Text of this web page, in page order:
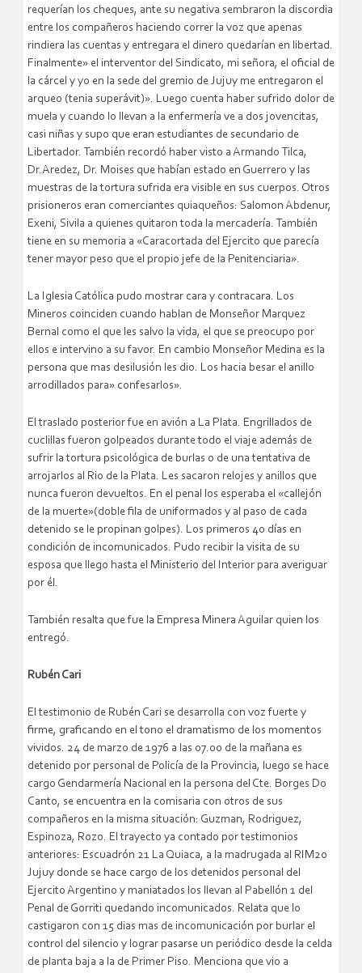
requerían los cheques, ante su negativa sembraron la discordia
entre los compañeros haciendo correr la voz que apenas
rindiera las cuentas y entregara el dinero quedarían en libertad.
Finalmente» el interventor del Sindicato, mi señora, el oficial de
la cárcel y yo en la sede del gremio de Jujuy me entregaron el
arqueo (tenia superávit)». Luego cuenta haber sufrido dolor de
muela y cuando lo llevan a la enfermería ve a dos jovencitas,
casi niñas y supo que eran estudiantes de secundario de
Libertador. También recordó haber visto a Armando Tilca,
Dr.Aredez, Dr. Moises que habían estado en Guerrero y las
muestras de la tortura sufrida era visible en sus cuerpos. Otros
prisioneros eran comerciantes quiaqueños: Salomon Abdenur,
Exeni, Sivila a quienes quitaron toda la mercadería. También
tiene en su memoria a «Caracortada del Ejercito que parecía
tener mayor peso que el propio jefe de la Penitenciaria».
La Iglesia Católica pudo mostrar cara y contracara. Los
Mineros coinciden cuando hablan de Monseñor Marquez
Bernal como el que les salvo la vida, el que se preocupo por
ellos e intervino a su favor. En cambio Monseñor Medina es la
persona que mas desilusión les dio. Los hacia besar el anillo
arrodillados para» confesarlos».
El traslado posterior fue en avión a La Plata. Engrillados de
cuclillas fueron golpeados durante todo el viaje además de
sufrir la tortura psicológica de burlas o de una tentativa de
arrojarlos al Rio de la Plata. Les sacaron relojes y anillos que
nunca fueron devueltos. En el penal los esperaba el «callejón
de la muerte»(doble fila de uniformados y al paso de cada
detenido se le propinan golpes). Los primeros 40 días en
condición de incomunicados. Pudo recibir la visita de su
esposa que llego hasta el Ministerio del Interior para averiguar
por él.
También resalta que fue la Empresa Minera Aguilar quien los
entregó.
Rubén Cari
El testimonio de Rubén Cari se desarrolla con voz fuerte y
firme, graficando en el tono el dramatismo de los momentos
vividos. 24 de marzo de 1976 a las 07.00 de la mañana es
detenido por personal de Policía de la Provincia, luego se hace
cargo Gendarmería Nacional en la persona del Cte. Borges Do
Canto, se encuentra en la comisaria con otros de sus
compañeros en la misma situación: Guzman, Rodriguez,
Espinoza, Rozo. El trayecto ya contado por testimonios
anteriores: Escuadrón 21 La Quiaca, a la madrugada al RIM20
Jujuy donde se hace cargo de los detenidos personal del
Ejercito Argentino y maniatados los llevan al Pabellón 1 del
Penal de Gorriti quedando incomunicados. Relata que lo
castigaron con 15 dias mas de incomunicación por burlar el
control del silencio y lograr pasarse un periódico desde la celda
de planta baja a la de Primer Piso. Menciona que vio a